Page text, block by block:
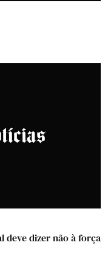
deve dizer não à força